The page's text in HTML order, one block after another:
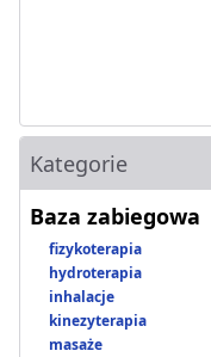
Kategorie
Baza zabiegowa
fizykoterapia
hydroterapia
inhalacje
kinezyterapia
masaże